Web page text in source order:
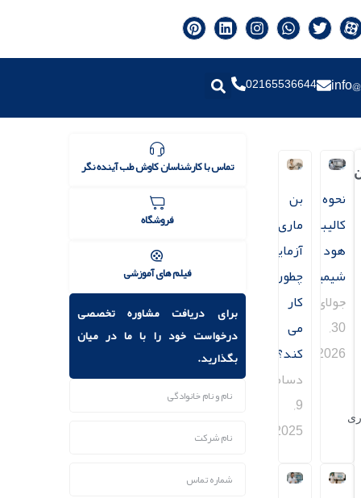
02165536644
نحوه
کالیبراسیون
هود
شیمیایی
جولای
30,
2026
بن
ماری
آزمایشگاهی
چطور
کار
می
کند؟
دسامبر
9,
2025
تماس با کارشناسان کاوش طب آینده نگر
فروشگاه
فیلم های آموزشی
برای دریافت مشاوره تخصصی
درخواست خود را با ما در میان
بگذارید.